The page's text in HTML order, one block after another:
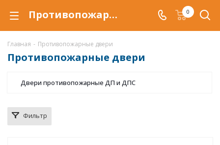
Противопожарные двери купить в Магнитогорске, по низкой цене, противопожарная дверь EI 0
Главная - Противопожарные двери
Противопожарные двери
Двери противопожарные ДП и ДПС
Фильтр